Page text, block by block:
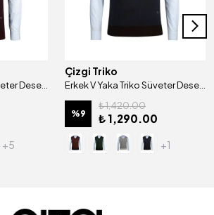
Erkek V Yaka Triko Süveter Desenli Renkli Kışlık Çelik Örgü Klasik Kalıp - 5015H
+5
Çizgi Triko
Erkek V Yaka Triko Süveter Desenli Renkli Kışlık Çelik Örgü Klasik Kalıp - 5014H
%9
₺ 1,420.00
₺ 1,290.00
+1